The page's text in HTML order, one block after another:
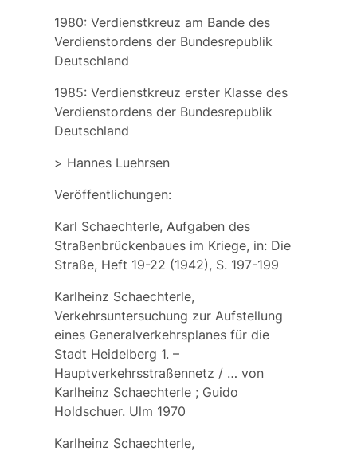
1980: Verdienstkreuz am Bande des
Verdienstordens der Bundesrepublik
Deutschland
1985: Verdienstkreuz erster Klasse des
Verdienstordens der Bundesrepublik
Deutschland
> Hannes Luehrsen
Veröffentlichungen:
Karl Schaechterle, Aufgaben des
Straßenbrückenbaues im Kriege, in: Die
Straße, Heft 19-22 (1942), S. 197-199
Karlheinz Schaechterle,
Verkehrsuntersuchung zur Aufstellung
eines Generalverkehrsplanes für die
Stadt Heidelberg 1. –
Hauptverkehrsstraßennetz / … von
Karlheinz Schaechterle ; Guido
Holdschuer. Ulm 1970
Karlheinz Schaechterle,